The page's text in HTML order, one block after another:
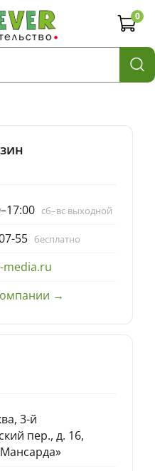
0
сб–вс выходной
55 бесплатно
media.ru
→
3-й
пер., д. 16,